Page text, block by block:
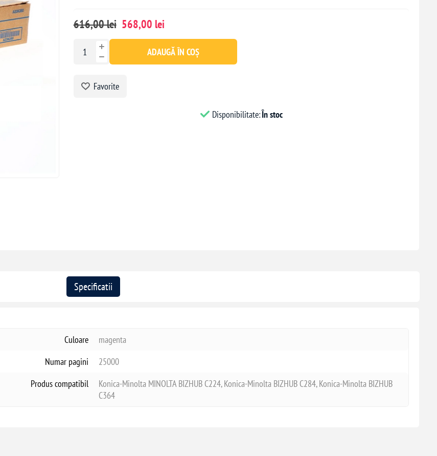
616,00 lei 568,00 lei
ADAUGĂ ÎN COȘ
Favorite
Disponibilitate:În stoc
Specificatii
Culoare
magenta
Numar pagini
25000
Produs compatibil
Konica-Minolta MINOLTA BIZHUB C224, Konica-Minolta BIZHUB C284, Konica-Minolta BIZHUB
C364